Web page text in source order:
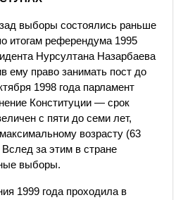
выборы состоялись раньше
итогам референдума 1995
Нурсултана Назарбаева
ему право занимать пост до
1998 года парламент
Конституции — срок
с пяти до семи лет,
возрасту (63
за этим в стране
выборы.
1999 года проходила в